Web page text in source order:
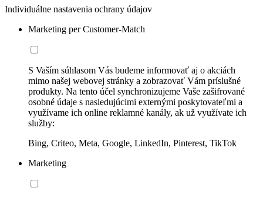
Individuálne nastavenia ochrany údajov
Marketing per Customer-Match
S Vaším súhlasom Vás budeme informovať aj o akciách
mimo našej webovej stránky a zobrazovať Vám príslušné
produkty. Na tento účel synchronizujeme Vaše zašifrované
osobné údaje s nasledujúcimi externými poskytovateľmi a
využívame ich online reklamné kanály, ak už využívate ich
služby:
Bing, Criteo, Meta, Google, LinkedIn, Pinterest, TikTok
Marketing